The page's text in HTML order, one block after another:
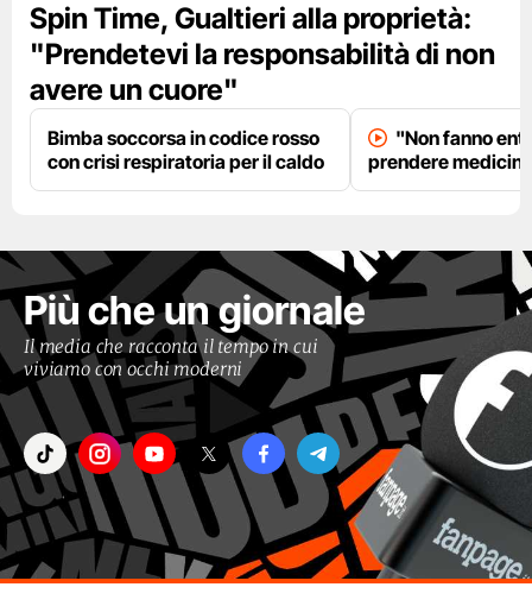
Spin Time, Gualtieri alla proprietà:
"Prendetevi la responsabilità di non
avere un cuore"
Bimba soccorsa in codice rosso
con crisi respiratoria per il caldo
"Non fanno
prendere
Più che un giornale
Il media che racconta il tempo in cui
viviamo con occhi moderni